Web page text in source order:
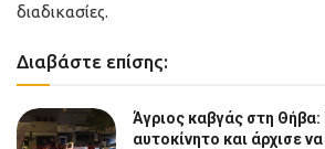
διαδικασίες.
Διαβάστε επίσης:
Άγριος καβγάς στη
αυτοκίνητο και άρχισε